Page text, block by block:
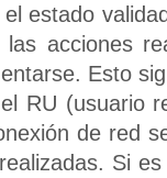
estado
acciones
Esto
RU (usuario
de red
Si